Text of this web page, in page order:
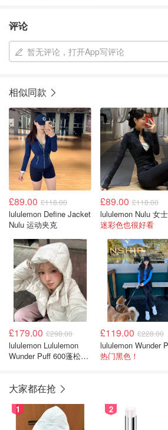
评论
暂无评论，打开App写评论
相似同款
£89.00 £118.00
lululemon Define Jacket
Nulu 运动夹克
£89.00 £118.00
迷彩色也很好看
£179.00 £298.00
lululemon Lululemon
Wunder Puff 600蓬松羽
£119.00 £228.00
热门黑色！
大家都在抢
1 2